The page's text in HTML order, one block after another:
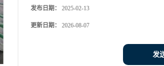
发布日期： 2025-02-13
更新日期： 2026-08-07
发